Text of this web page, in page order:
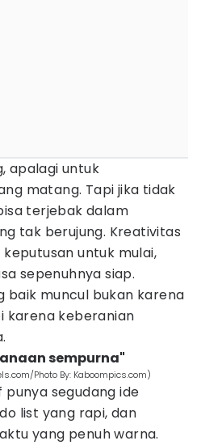
apalagi untuk
matang. Tapi jika tidak
terjebak dalam
tak berujung. Kreativitas
untuk mulai,
sepenuhnya siap.
baik muncul bukan karena
karena keberanian
sempurna"
Photo By: Kaboompics.com)
segudang ide
list yang rapi, dan
yang penuh warna.